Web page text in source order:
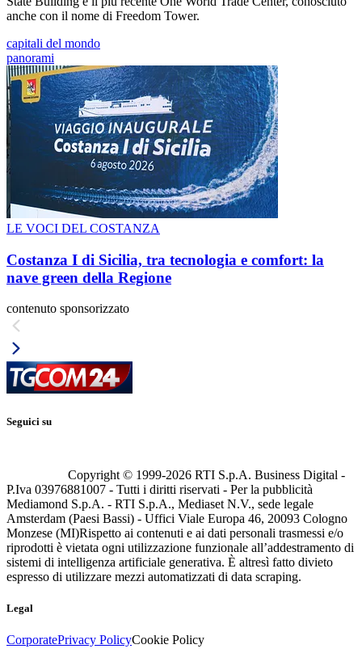
anche con il nome di Freedom Tower.
capitali del mondo
panorami
LE VOCI DEL COSTANZA
Costanza I di Sicilia, tra tecnologia e comfort: la
nave green della Regione
contenuto sponsorizzato
Seguici su
Copyright © 1999-2026 RTI S.p.A. Business Digital -
P.Iva 03976881007 - Tutti i diritti riservati - Per la pubblicità
Mediamond S.p.A. - RTI S.p.A., Mediaset N.V., sede legale
Amsterdam (Paesi Bassi) - Uffici Viale Europa 46, 20093 Cologno
Monzese (MI)Rispetto ai contenuti e ai dati personali trasmessi e/o
riprodotti è vietata ogni utilizzazione funzionale all’addestramento di
sistemi di intelligenza artificiale generativa. È altresì fatto divieto
espresso di utilizzare mezzi automatizzati di data scraping.
Legal
CorporatePrivacy PolicyCookie Policy